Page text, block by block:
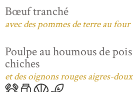
Bœuf tranché
avec des pommes de terre au four
Poulpe au houmous de pois
chiches
et des oignons rouges aigres-doux